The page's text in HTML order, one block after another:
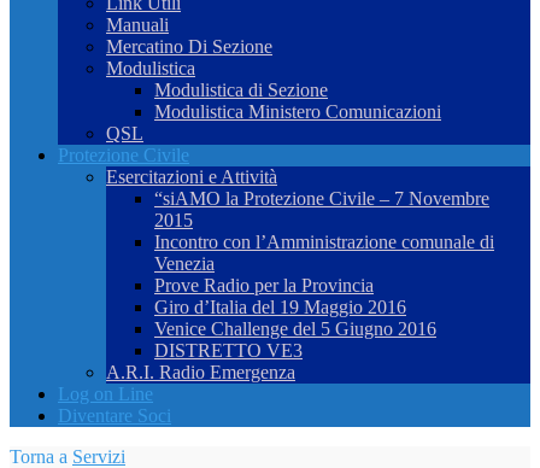
Manuali
Mercatino Di Sezione
Modulistica
Modulistica di Sezione
Modulistica Ministero Comunicazioni
QSL
Protezione Civile
Esercitazioni e Attività
“siAMO la Protezione Civile – 7 Novembre
2015
Incontro con l’Amministrazione comunale di
Venezia
Prove Radio per la Provincia
Giro d’Italia del 19 Maggio 2016
Venice Challenge del 5 Giugno 2016
DISTRETTO VE3
A.R.I. Radio Emergenza
Log on Line
Diventare Soci
Torna a Servizi